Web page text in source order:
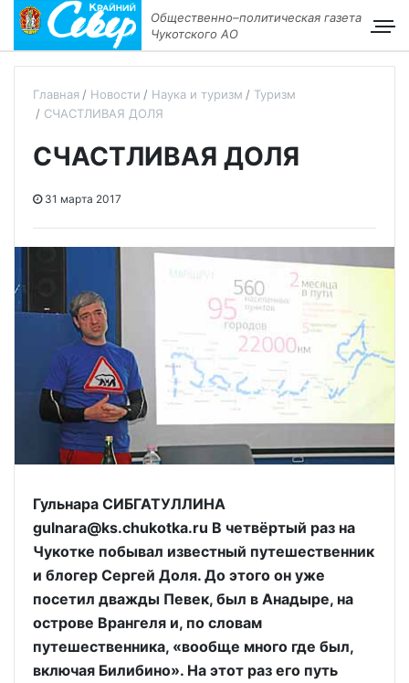
Общественно–политическая газета
Чукотского АО
Главная Новости Наука и туризм
Туризм
СЧАСТЛИВАЯ ДОЛЯ
СЧАСТЛИВАЯ ДОЛЯ
31 марта 2017
Гульнара СИБГАТУЛЛИНА
gulnara@ks.chukotka.ru В четвёртый раз на
Чукотке побывал известный путешественник
и блогер Сергей Доля. До этого он уже
посетил дважды Певек, был в Анадыре, на
острове Врангеля и, по словам
путешественника, «вообще много где был,
включая Билибино». На этот раз его путь